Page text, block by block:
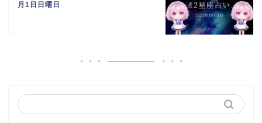
月1日日曜日